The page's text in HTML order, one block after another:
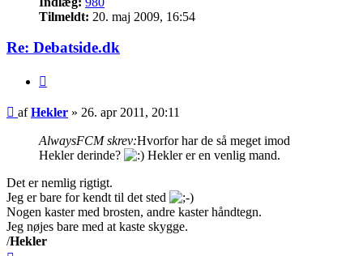
Tilmeldt: 20. maj 2009, 16:54
Re: Debatside.dk
Indlæg
afHekler » 26. apr 2011, 20:11
AlwaysFCM skrev:Hvorfor har de så meget imod
Hekler derinde?
Hekler er en venlig mand.
Det er nemlig rigtigt.
Jeg er bare for kendt til det sted
Nogen kaster med brosten, andre kaster håndtegn.
Jeg nøjes bare med at kaste skygge.
/Hekler